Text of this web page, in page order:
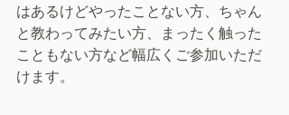
はあるけどやったことない方、ちゃん
と教わってみたい方、まったく触った
こともない方など幅広くご参加いただ
けます。